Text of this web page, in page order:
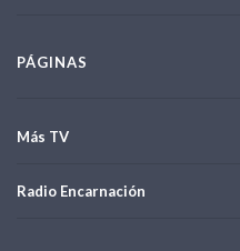
PÁGINAS
Más TV
Radio Encarnación